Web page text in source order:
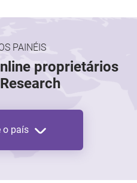
PAINÉIS
proprietários
o país